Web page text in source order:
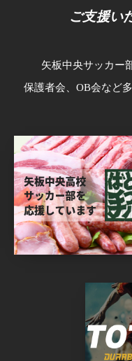
ご支援い
矢板中央サッカー
保護者会、OB会など